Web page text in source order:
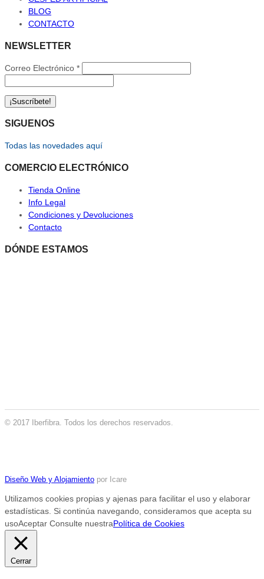
BLOG
CONTACTO
NEWSLETTER
Correo Electrónico *
SIGUENOS
Todas las novedades aquí
COMERCIO ELECTRÓNICO
Tienda Online
Info Legal
Condiciones y Devoluciones
Contacto
DÓNDE ESTAMOS
© 2017 Iberfibra. Todos los derechos reservados.
Diseño Web y Alojamiento por Icare
Utilizamos cookies propias y ajenas para facilitar el uso y elaborar
estadísticas. Si continúa navegando, consideramos que acepta su
usoAceptar Consulte nuestraPolítica de Cookies
Cerrar